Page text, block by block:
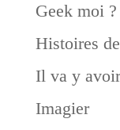
Geek moi
Histoires
Il va y
Imagier